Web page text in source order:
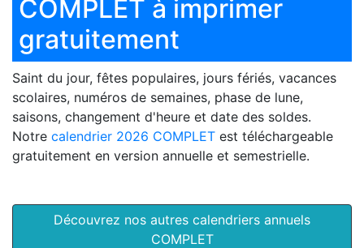
COMPLET à imprimer
gratuitement
Saint du jour, fêtes populaires, jours fériés, vacances
scolaires, numéros de semaines, phase de lune,
saisons, changement d'heure et date des soldes.
Notre calendrier 2026 COMPLET est téléchargeable
gratuitement en version annuelle et semestrielle.
Découvrez nos autres calendriers annuels
COMPLET